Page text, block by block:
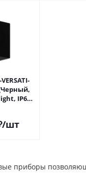
IP65
/шт
приборы